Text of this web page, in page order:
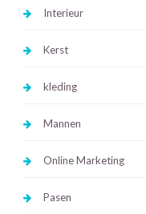
Interieur
Kerst
kleding
Mannen
Online Marketing
Pasen